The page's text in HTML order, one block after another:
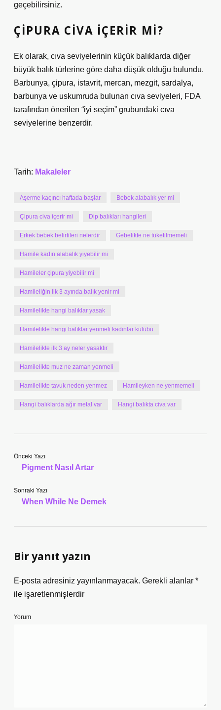
geçebilirsiniz.
ÇIPURA CIVA IÇERIR MI?
Ek olarak, cıva seviyelerinin küçük balıklarda diğer
büyük balık türlerine göre daha düşük olduğu bulundu.
Barbunya, çipura, istavrit, mercan, mezgit, sardalya,
barbunya ve uskumruda bulunan cıva seviyeleri, FDA
tarafından önerilen “iyi seçim” grubundaki cıva
seviyelerine benzerdir.
Tarih: Makaleler
Aşerme kaçıncı haftada başlar Bebek alabalık yer mi
Çipura civa içerir mi Dip balıkları hangileri
Erkek bebek belirtileri nelerdir Gebelikte ne tüketilmemeli
Hamile kadın alabalık yiyebilir mi
Hamileler çipura yiyebilir mi
Hamileliğin ilk 3 ayında balık yenir mi
Hamilelikte hangi balıklar yasak
Hamilelikte hangi balıklar yenmeli kadınlar kulübü
Hamilelikte ilk 3 ay neler yasaktır
Hamilelikte muz ne zaman yenmeli
Hamilelikte tavuk neden yenmez Hamileyken ne yenmemeli
Hangi balıklarda ağır metal var Hangi balıkta civa var
Önceki Yazı
Pigment Nasıl Artar
Sonraki Yazı
When While Ne Demek
Bir yanıt yazın
E-posta adresiniz yayınlanmayacak. Gerekli alanlar *
ile işaretlenmişlerdir
Yorum